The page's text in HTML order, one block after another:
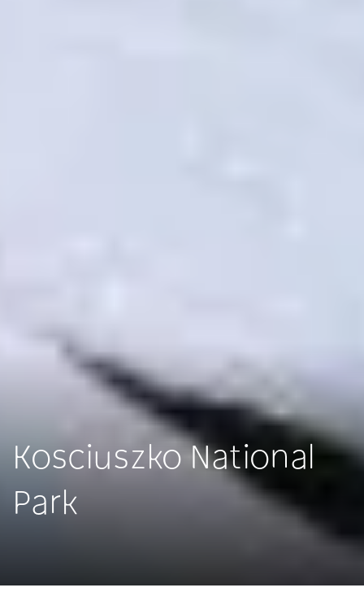
Kosciuszko National
Park